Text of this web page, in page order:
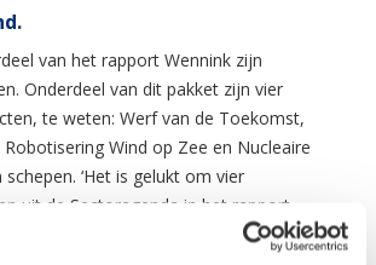
van het rapport Wennink zijn
Onderdeel van dit pakket zijn vier
te weten: Werf van de Toekomst,
Wind op Zee en Nucleaire
‘Het is gelukt om vier
uit de Sectoragenda in het rapport
Dit betekent dat de heer Wennink het